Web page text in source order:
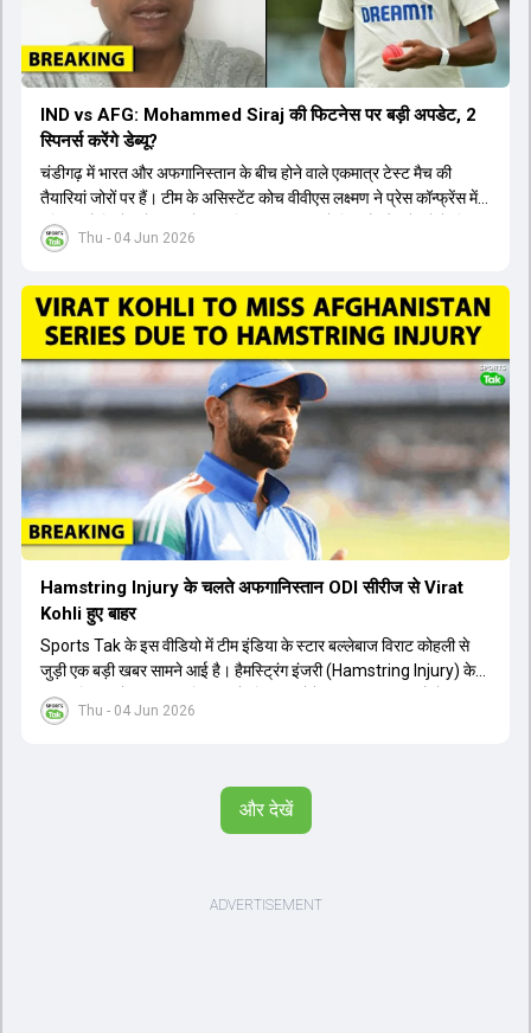
Thu - 04 Jun 2026
IND vs AFG: Mohammed Siraj की फिटनेस पर बड़ी अपडेट, 2
स्पिनर्स करेंगे डेब्यू?
चंडीगढ़ में भारत और अफगानिस्तान के बीच होने वाले एकमात्र टेस्ट मैच की
तैयारियां जोरों पर हैं। टीम के असिस्टेंट कोच वीवीएस लक्ष्मण ने प्रेस कॉन्फ्रेंस में
पुष्टि की है कि तेज गेंदबाज मोहम्मद सिराज पूरी तरह से फिट हैं और खेलने के लिए
उपलब्ध हैं। आईपीएल के दौरान लगी चोट के कारण उनके खेलने पर संदेह था,
सुथार और हर्ष दुबे को कुलदीप यादव और वाशिंगटन सुंदर के साथ प्लेइंग 11 में मौका
मिलने की प्रबल संभावना है। कप्तान शुभमन गिल विकेट की स्थिति को ध्यान में
रखते हुए अंतिम 11 का फैसला करेंगे। टीम में यशस्वी जायसवाल, केएल राहुल,
ऋषभ पंत और ध्रुव जुरेल जैसे खिलाड़ी भी शामिल हैं। यह टेस्ट मैच विश्व टेस्ट
चैंपियनशिप चक्र का हिस्सा नहीं है, लेकिन भारतीय टीम के लिए काफी महत्वपूर्ण
है। अंत में फैंस के सवालों का जवाब देते हुए टी20 कप्तानी और हेड कोच गौतम
गंभीर से जुड़ी जानकारी भी साझा की गई।
Thu - 04 Jun 2026
Hamstring Injury के चलते अफगानिस्तान ODI सीरीज से Virat
Kohli हुए बाहर
Sports Tak के इस वीडियो में टीम इंडिया के स्टार बल्लेबाज विराट कोहली से
जुड़ी एक बड़ी खबर सामने आई है। हैमस्ट्रिंग इंजरी (Hamstring Injury) के
कारण विराट कोहली अफगानिस्तान के खिलाफ होने वाली आगामी तीन मैचों की
वनडे सीरीज से बाहर हो गए हैं। भारत और अफगानिस्तान के बीच इस वनडे सीरीज
खत्म हुए आईपीएल में शानदार प्रदर्शन करने वाले विराट कोहली का इस सीरीज से
बाहर होना भारतीय फैंस के लिए एक बहुत बड़ा झटका है। यह वनडे सीरीज 2027
और देखें